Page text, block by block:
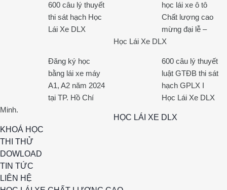
600 câu lý thuyết
thi sát hạch Học
Lái Xe DLX
học lái xe ô tô
Chất lượng cao
mừng đại lễ –
Học Lái Xe DLX
Đăng ký học
bằng lái xe máy
A1, A2 năm 2024
tại TP. Hồ Chí
Minh.
600 câu lý thuyết
luật GTĐB thi sát
hạch GPLX I
Học Lái Xe DLX
HỌC LÁI XE DLX
KHOÁ HỌC
THI THỬ
DOWLOAD
TIN TỨC
LIÊN HỆ